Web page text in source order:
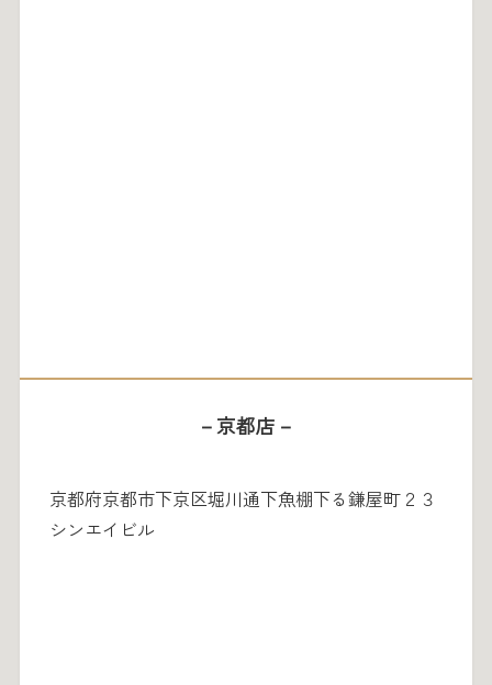
－京都店－
京都府京都市下京区堀川通下魚棚下る鎌屋町２３
シンエイビル